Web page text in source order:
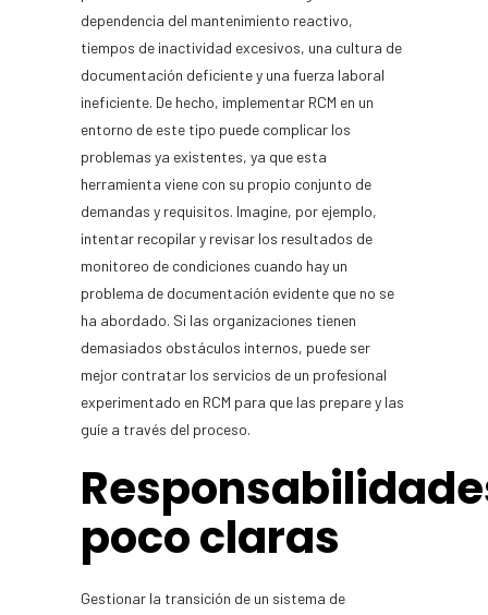
dependencia del mantenimiento reactivo,
tiempos de inactividad excesivos, una cultura de
documentación deficiente y una fuerza laboral
ineficiente. De hecho, implementar RCM en un
entorno de este tipo puede complicar los
problemas ya existentes, ya que esta
herramienta viene con su propio conjunto de
demandas y requisitos. Imagine, por ejemplo,
intentar recopilar y revisar los resultados de
monitoreo de condiciones cuando hay un
problema de documentación evidente que no se
ha abordado. Si las organizaciones tienen
demasiados obstáculos internos, puede ser
mejor contratar los servicios de un profesional
experimentado en RCM para que las prepare y las
guíe a través del proceso.
poco claras
Gestionar la transición de un sistema de